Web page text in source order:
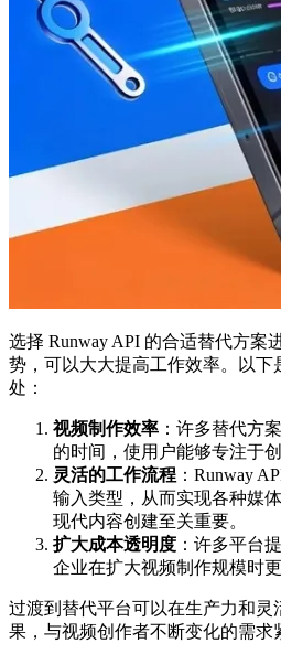
选择 Runway API 的合适替代方案
势，可以大大提高工作效率。以下
处：
视频制作效率 ：许多替代方
的时间，使用户能够专注于创
灵活的工作流程 ：Runway
输入类型，从而实现各种媒
现代内容创建至关重要。
扩大成本透明度 ：许多平台
企业在扩大视频制作规模时
过渡到替代平台可以在生产力和灵
果，与视频创作者不断变化的需求